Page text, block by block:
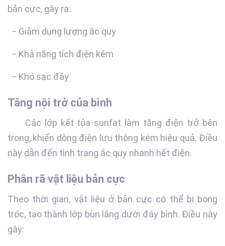
bản cực, gây ra:
− Giảm dung lượng ắc quy
− Khả năng tích điện kém
− Khó sạc đầy
Tăng nội trở của bình
Các lớp kết tủa sunfat làm tăng điện trở bên
trong, khiến dòng điện lưu thông kém hiệu quả. Điều
này dẫn đến tình trạng ắc quy nhanh hết điện.
Phân rã vật liệu bản cực
Theo thời gian, vật liệu ở bản cực có thể bị bong
tróc, tạo thành lớp bùn lắng dưới đáy bình. Điều này
gây: